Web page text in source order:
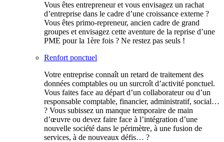
Vous êtes entrepreneur et vous envisagez un rachat
d’entreprise dans le cadre d’une croissance externe ?
Vous êtes primo-repreneur, ancien cadre de grand
groupes et envisagez cette aventure de la reprise d’une
PME pour la 1ère fois ? Ne restez pas seuls !
Renfort ponctuel
Votre entreprise connaît un retard de traitement des
données comptables ou un surcroît d’activité ponctuel.
Vous faites face au départ d’un collaborateur ou d’un
responsable comptable, financier, administratif, social…
? Vous subissez un manque temporaire de main
d’œuvre ou devez faire face à l’intégration d’une
nouvelle société dans le périmètre, à une fusion de
services, à de nouveaux défis… ?